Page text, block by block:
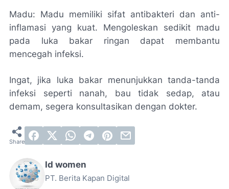
Madu: Madu memiliki sifat antibakteri dan anti-
inflamasi yang kuat. Mengoleskan sedikit madu
pada luka bakar ringan dapat membantu
mencegah infeksi.
Ingat, jika luka bakar menunjukkan tanda-tanda
infeksi seperti nanah, bau tidak sedap, atau
demam, segera konsultasikan dengan dokter.
Id women
PT. Berita Kapan Digital